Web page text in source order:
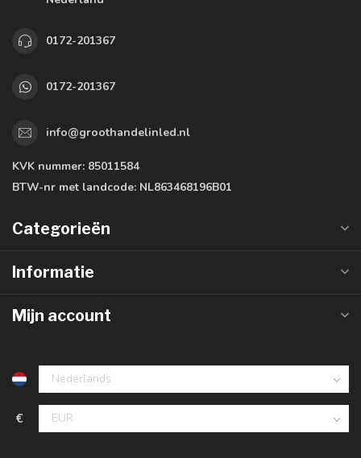
0172-201367
0172-201367
info@groothandelinled.nl
KVK nummer: 85011584
BTW-nr met landcode: NL863468196B01
Categorieën
Informatie
Mijn account
€